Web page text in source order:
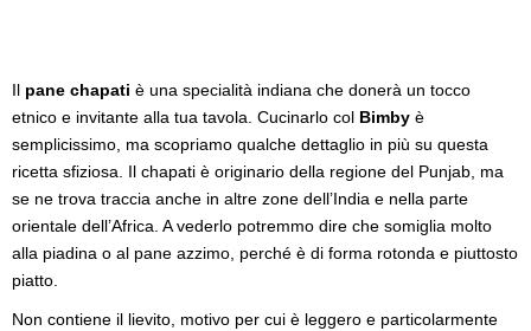
Il pane chapati è una specialità indiana che donerà un tocco
etnico e invitante alla tua tavola. Cucinarlo col Bimby è
semplicissimo, ma scopriamo qualche dettaglio in più su questa
ricetta sfiziosa. Il chapati è originario della regione del Punjab, ma
se ne trova traccia anche in altre zone dell’India e nella parte
orientale dell’Africa. A vederlo potremmo dire che somiglia molto
alla piadina o al pane azzimo, perché è di forma rotonda e piuttosto
piatto.
Non contiene il lievito, motivo per cui è leggero e particolarmente